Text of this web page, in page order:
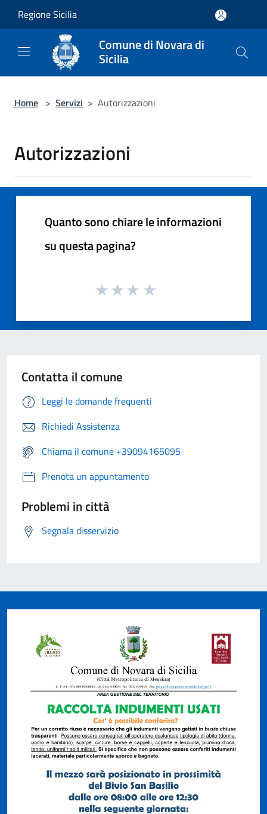
Regione Sicilia
Comune di Novara di
Sicilia
Home > Servizi > Autorizzazioni
Autorizzazioni
Quanto sono chiare le informazioni
su questa pagina?
Contatta il comune
Leggi le domande frequenti
Richiedi Assistenza
Chiama il comune +39094165095
Prenota un appuntamento
Problemi in città
Segnala disservizio